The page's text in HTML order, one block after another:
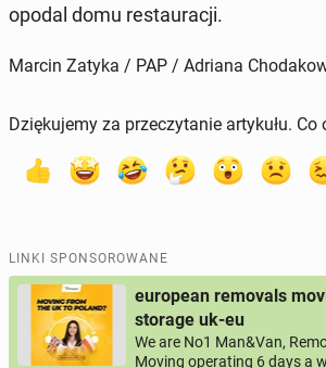
opo­dal domu re­stau­ra­cji.
Marcin Zatyka / PAP / Adriana
Dziękujemy za przeczytanie artykułu.
LINKI SPONSOROWANE
european removals
storage uk-eu
We are No1 Man&Van,
Moving operating 6 days a